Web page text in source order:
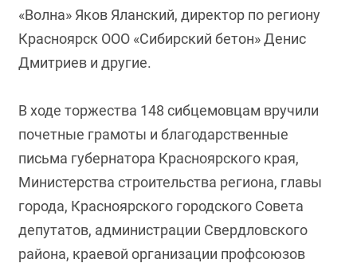
«Волна» Яков Яланский, директор по региону
Красноярск ООО «Сибирский бетон» Денис
Дмитриев и другие.
В ходе торжества 148 сибцемовцам вручили
почетные грамоты и благодарственные
письма губернатора Красноярского края,
Министерства строительства региона, главы
города, Красноярского городского Совета
депутатов, администрации Свердловского
района, краевой организации профсоюзов